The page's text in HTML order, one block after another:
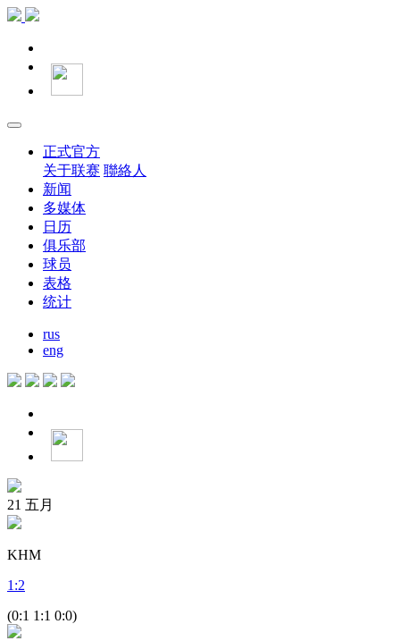
正式官方
关于联赛 聯絡人
新闻
多媒体
日历
俱乐部
球员
表格
统计
rus
eng
21 五月
KHM
1 :2
(0:1 1:1 0:0)